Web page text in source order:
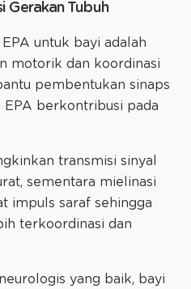
Gerakan Tubuh
untuk bayi adalah
motorik dan koordinasi
pembentukan sinaps
EPA berkontribusi pada
transmisi sinyal
sementara mielinasi
impuls saraf sehingga
terkoordinasi dan
yang baik, bayi